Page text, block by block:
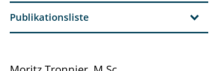
Publikationsliste